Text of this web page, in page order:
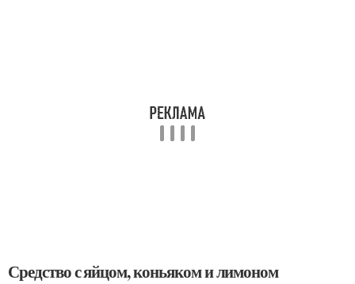
Средство с яйцом, коньяком и лимоном